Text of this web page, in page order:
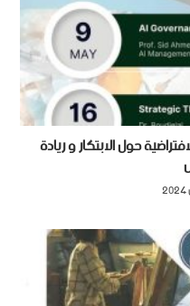
حول الابتكار و ريادة